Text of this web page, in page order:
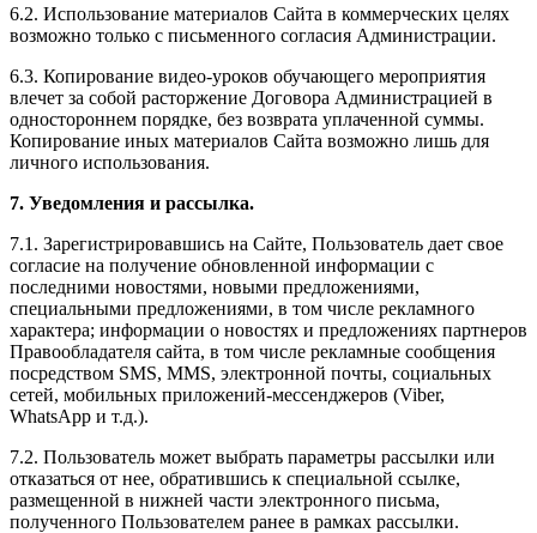
6.2. Использование материалов Сайта в коммерческих целях
возможно только с письменного согласия Администрации.
6.3. Копирование видео-уроков обучающего мероприятия
влечет за собой расторжение Договора Администрацией в
одностороннем порядке, без возврата уплаченной суммы.
Копирование иных материалов Сайта возможно лишь для
личного использования.
7. Уведомления и рассылка.
7.1. Зарегистрировавшись на Сайте, Пользователь дает свое
согласие на получение обновленной информации с
последними новостями, новыми предложениями,
специальными предложениями, в том числе рекламного
характера; информации о новостях и предложениях партнеров
Правообладателя сайта, в том числе рекламные сообщения
посредством SMS, MMS, электронной почты, социальных
сетей, мобильных приложений-мессенджеров (Viber,
WhatsApp и т.д.).
7.2. Пользователь может выбрать параметры рассылки или
отказаться от нее, обратившись к специальной ссылке,
размещенной в нижней части электронного письма,
полученного Пользователем ранее в рамках рассылки.